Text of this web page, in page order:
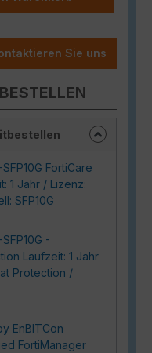
Sie uns
FortiCare
1 Jahr / Lizenz:
SFP10G
-
Laufzeit: 1 Jahr
Protection /
EnBITCon
FortiManager